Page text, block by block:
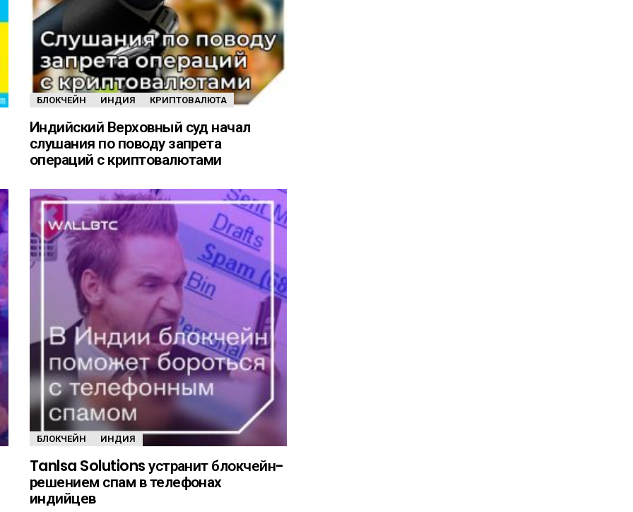
БЛОКЧЕЙН ИНДИЯ КРИПТОВАЛЮТА
Индийский Верховный суд начал
слушания по поводу запрета
операций с криптовалютами
БЛОКЧЕЙН ИНДИЯ
Tanlsa Solutions устранит блокчейн-
решением спам в телефонах
индийцев